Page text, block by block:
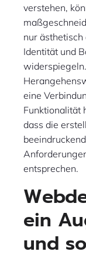
verstehen,
nur ästhetisch
Identität und
eine
Funktionalität
dass die
entsprechen.
ein
und